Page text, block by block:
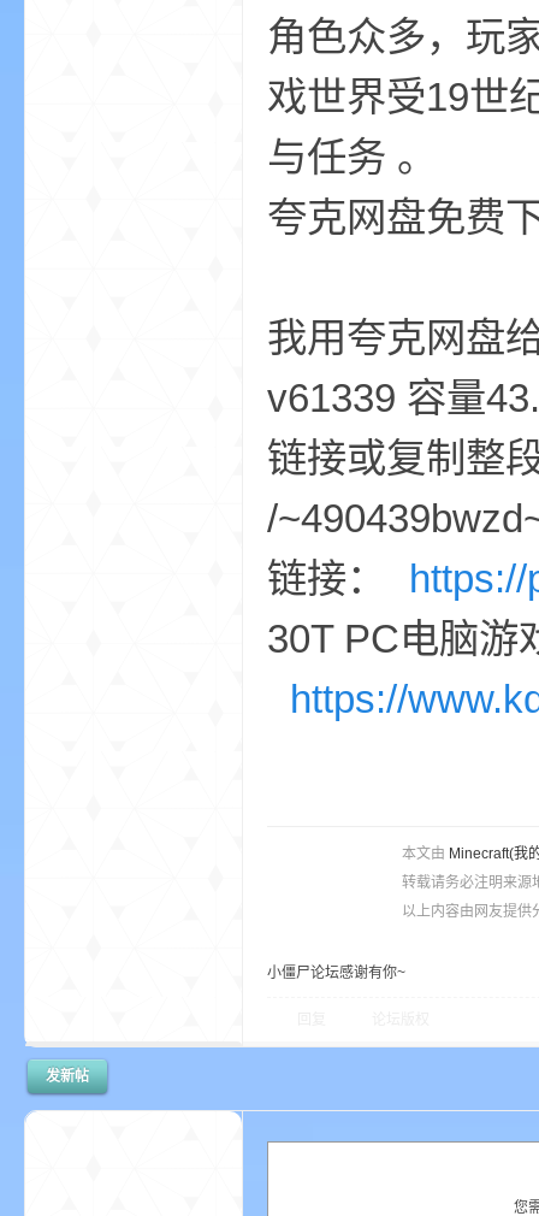
界
角色众多，玩
戏世界受19世
与任务 。
夸克网盘免费
我用夸克网盘
v61339 容量
链接或复制整
/
链接：
30T PC电脑游
https://
本文由 Minecraft(我
转载请务必注明来源
以上内容由网友提供
小僵尸论坛感谢有你~
发新帖
您